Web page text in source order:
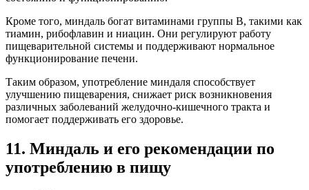
Кроме того, миндаль богат витаминами группы В, такими как
тиамин, рибофлавин и ниацин. Они регулируют работу
пищеварительной системы и поддерживают нормальное
функционирование печени.
Таким образом, употребление миндаля способствует
улучшению пищеварения, снижает риск возникновения
различных заболеваний желудочно-кишечного тракта и
помогает поддерживать его здоровье.
11. Миндаль и его рекомендации по
употреблению в пищу